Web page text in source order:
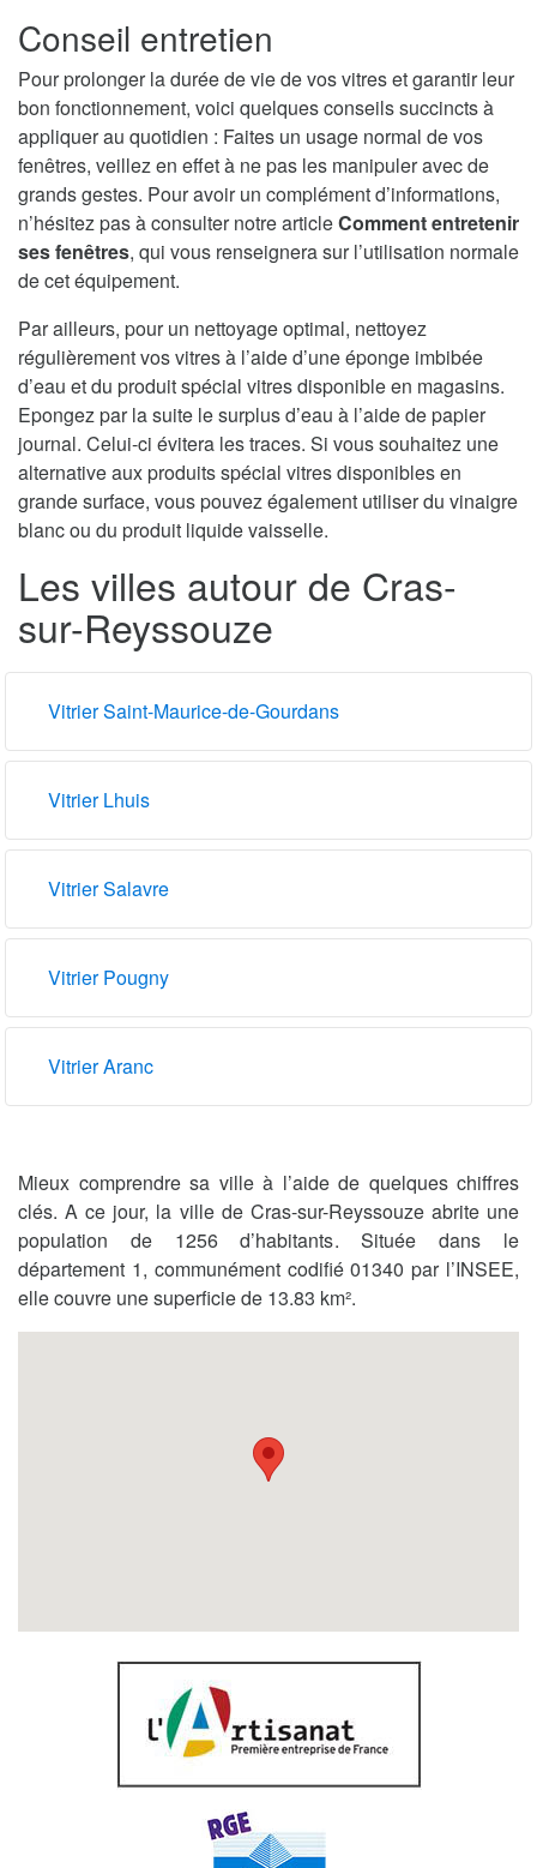
Conseil entretien
Pour prolonger la durée de vie de vos vitres et garantir leur
bon fonctionnement, voici quelques conseils succincts à
appliquer au quotidien : Faites un usage normal de vos
fenêtres, veillez en effet à ne pas les manipuler avec de
grands gestes. Pour avoir un complément d’informations,
n’hésitez pas à consulter notre articleComment entretenir
ses fenêtres, qui vous renseignera sur l’utilisation normale
de cet équipement.
Par ailleurs, pour un nettoyage optimal, nettoyez
régulièrement vos vitres à l’aide d’une éponge imbibée
d’eau et du produit spécial vitres disponible en magasins.
Epongez par la suite le surplus d’eau à l’aide de papier
journal. Celui-ci évitera les traces. Si vous souhaitez une
alternative aux produits spécial vitres disponibles en
grande surface, vous pouvez également utiliser du vinaigre
blanc ou du produit liquide vaisselle.
Les villes autour de Cras-
sur-Reyssouze
Vitrier Saint-Maurice-de-Gourdans
Vitrier Lhuis
Vitrier Salavre
Vitrier Pougny
Vitrier Aranc
Mieux comprendre sa ville à l’aide de quelques chiffres
clés. A ce jour, la ville de Cras-sur-Reyssouze abrite une
population de 1256 d’habitants. Située dans le
département 1, communément codifié 01340 par l’INSEE,
elle couvre une superficie de 13.83 km².